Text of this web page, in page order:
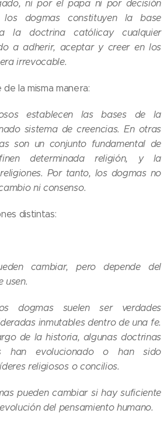
ni por el papa ni por decisión
dogmas constituyen la base
la doctrina católica​ y cualquier
a adherir, aceptar y creer en los
irrevocable.
la misma manera:
establecen las bases de la
sistema de creencias. En otras
son un conjunto fundamental de
determinada religión, y la
Por tanto, los dogmas no
ni consenso.
distintas:
cambiar, pero depende del
usen.
dogmas suelen ser verdades
inmutables dentro de una fe.
de la historia, algunas doctrinas
han evolucionado o han sido
religiosos o concilios.
pueden cambiar si hay suficiente
del pensamiento humano.